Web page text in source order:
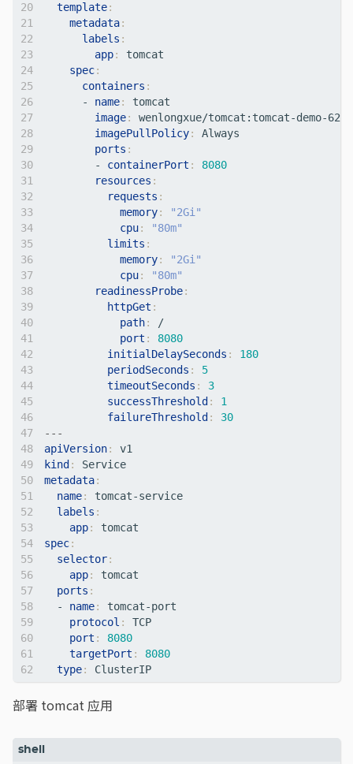
20
21
24
26
27
28
29
30
31
34
36
37
38
39
40
41
44
46
47
48
49
50
51
54
56
57
58
59
60
61
template:
metadata:
labels :
app:
tomcat
spec:
containers :
- name:
tomcat
image:
wenlongxue/tomcat:tomcat-demo-
imagePullPolicy:
Always
ports :
- containerPort :
8080
resources :
requests :
memory:
"2Gi"
cpu:
"80m"
limits :
memory:
"2Gi"
cpu:
"80m"
readinessProbe:
httpGet :
path:
/
port :
8080
initialDelaySeconds :
180
periodSeconds :
5
timeoutSeconds :
3
successThreshold :
1
failureThreshold :
30
---
apiVersion:
v1
kind :
Service
metadata:
name:
tomcat-service
labels :
app:
tomcat
spec:
selector:
app:
tomcat
ports :
- name:
tomcat-port
protocol :
TCP
port :
8080
targetPort :
8080
type: ClusterIP
部署 tomcat 应用